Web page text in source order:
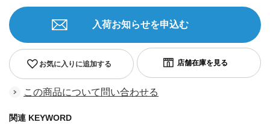
お気に入りに追加する
入荷お知らせを申込む
この商品について問い合わせる
関連 KEYWORD